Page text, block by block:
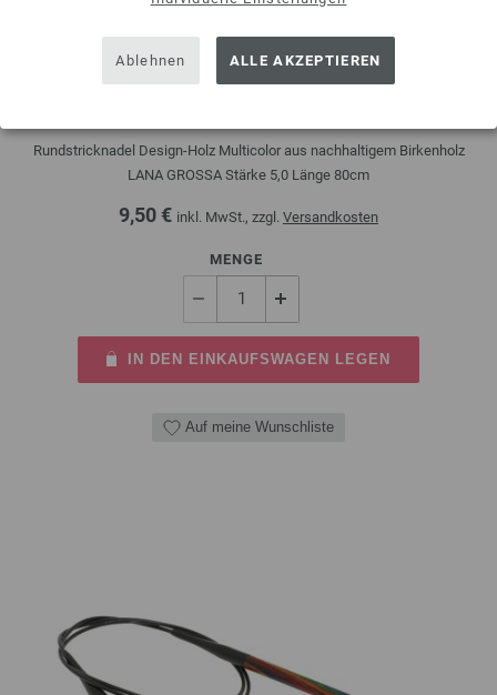
Ablehnen ALLE AKZEPTIEREN
Rundstricknadel Design-Holz Multicolor aus nachhaltigem Birkenholz
LANA GROSSA Stärke 5,0 Länge 80cm
9,50 € inkl. MwSt., zzgl. Versandkosten
MENGE
IN DEN EINKAUFSWAGEN LEGEN
Auf meine Wunschliste